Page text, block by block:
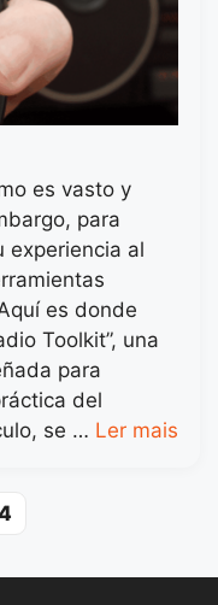
es vasto y
para
experiencia al
es donde
Toolkit”, una
para
del
se … Ler mais
Page